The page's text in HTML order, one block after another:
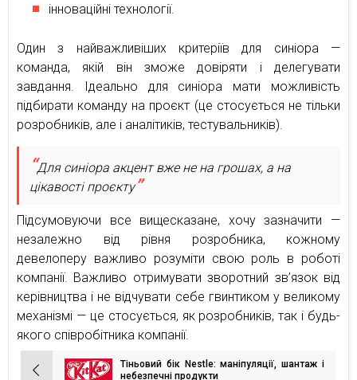
інноваційні технології.
Один з найважливіших критеріїв для синіора —
команда, якій він зможе довіряти і делегувати
завдання. Ідеально для синіора мати можливість
підбирати команду на проєкт (це стосується не тільки
розробників, але і аналітиків, тестувальників).
Для синіора акцент вже не на грошах, а на
цікавості проєкту
Підсумовуючи все вищесказане, хочу зазначити —
незалежно від рівня розробника, кожному
девелоперу важливо розуміти свою роль в роботі
компанії. Важливо отримувати зворотний зв’язок від
керівництва і не відчувати себе гвинтиком у великому
механізмі — це стосується, як розробників, так і будь-
якого співробітника компанії.
Тіньовий бік Nestle: маніпуляції, шантаж і
небезпечні продукти